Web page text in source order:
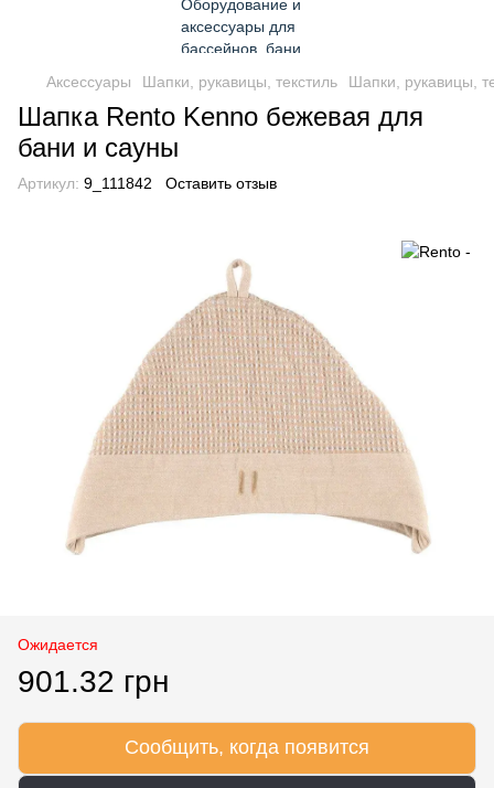
Аксессуары Шапки, рукавицы, текстиль Шапки, рукавицы,
Шапка Rento Kenno бежевая для
бани и сауны
Артикул: 9_111842 Оставить отзыв
Ожидается
901.32 грн
Сообщить, когда появится